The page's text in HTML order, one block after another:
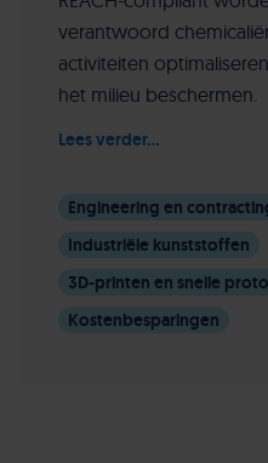
verantwoord
activiteiten
het milieu beschermen.
Lees verder...
Engineering en
Industriële kunststoffen
3D-printen en snelle
Kostenbesparingen